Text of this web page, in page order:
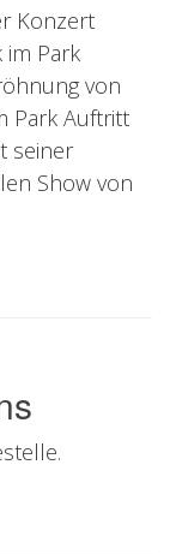
Konzert
Park
von
Park Auftritt
seiner
Show von